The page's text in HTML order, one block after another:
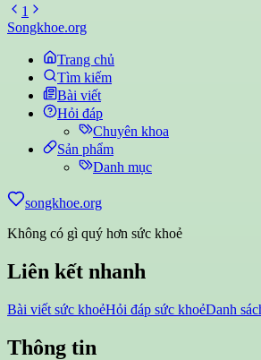
1
Songkhoe.org
Trang chủ
Tìm kiếm
Bài viết
Hỏi đáp
Chuyên khoa
Sản phẩm
Danh mục
songkhoe.org
Không có gì quý hơn sức khoẻ
Liên kết nhanh
Bài viết sức khoẻHỏi đáp sức khoẻDanh
Thông tin